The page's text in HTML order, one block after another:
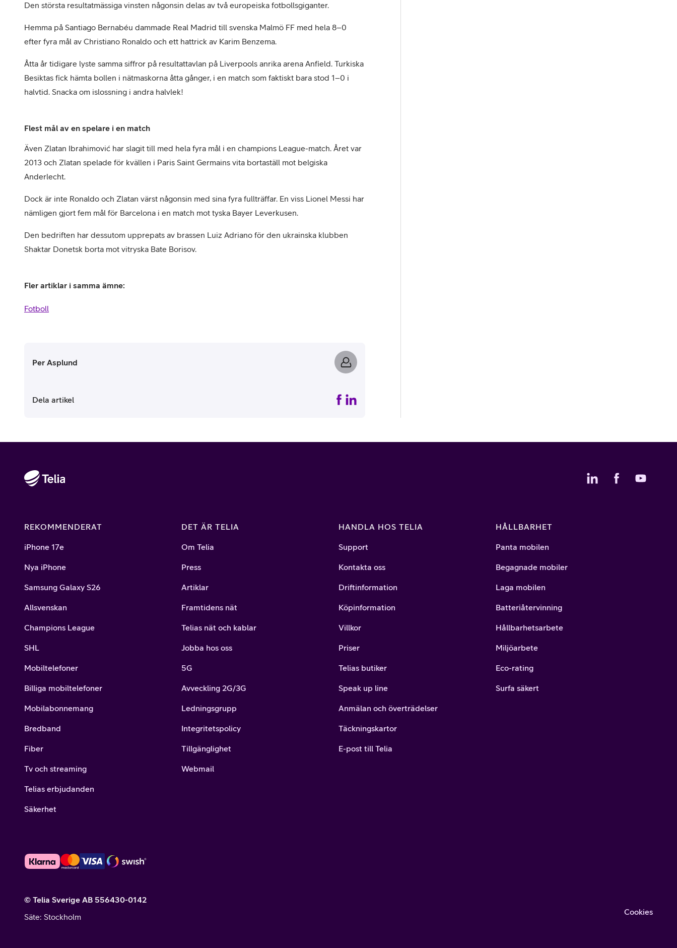
Den största resultatmässiga vinsten någonsin delas av två europeiska fotbollsgiganter.
Hemma på Santiago Bernabéu dammade Real Madrid till svenska Malmö FF med hela 8–0
efter fyra mål av Christiano Ronaldo och ett hattrick av Karim Benzema.
Åtta år tidigare lyste samma siffror på resultattavlan på Liverpools anrika arena Anfield. Turkiska
Besiktas fick hämta bollen i nätmaskorna åtta gånger, i en match som faktiskt bara stod 1–0 i
halvtid. Snacka om islossning i andra halvlek!
Flest mål av en spelare i en match
Även Zlatan Ibrahimović har slagit till med hela fyra mål i en champions League-match. Året var
2013 och Zlatan spelade för kvällen i Paris Saint Germains vita bortaställ mot belgiska
Anderlecht.
Dock är inte Ronaldo och Zlatan värst någonsin med sina fyra fullträffar. En viss Lionel Messi har
nämligen gjort fem mål för Barcelona i en match mot tyska Bayer Leverkusen.
Den bedriften har dessutom upprepats av brassen Luiz Adriano för den ukrainska klubben
Shaktar Donetsk borta mot vitryska Bate Borisov.
Fler artiklar i samma ämne:
Fotboll
Per Asplund
Dela artikel
REKOMMENDERAT
iPhone 17e
Nya iPhone
Samsung Galaxy S26
Allsvenskan
Champions League
SHL
Mobiltelefoner
Billiga mobiltelefoner
Mobilabonnemang
Bredband
Fiber
Tv och streaming
Telias erbjudanden
Säkerhet
DET ÄR TELIA
Om Telia
Press
Artiklar
Framtidens nät
Telias nät och kablar
Jobba hos oss
5G
Avveckling 2G/3G
Ledningsgrupp
Integritetspolicy
Tillgänglighet
Webmail
HANDLA HOS TELIA
Support
Kontakta oss
Driftinformation
Köpinformation
Villkor
Priser
Telias butiker
Speak up line
Anmälan och överträdelser
Täckningskartor
E-post till Telia
HÅLLBARHET
Panta mobilen
Begagnade mobiler
Laga mobilen
Batteriåtervinning
Hållbarhetsarbete
Miljöarbete
Eco-rating
Surfa säkert
© Telia Sverige AB 556430-0142
Säte: Stockholm
Cookies